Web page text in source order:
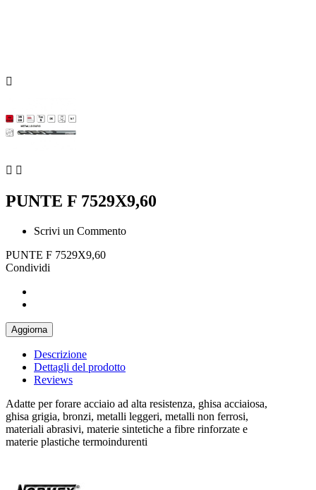

 
PUNTE F 7529X9,60
Scrivi un Commento
PUNTE F 7529X9,60
Condividi
Descrizione
Dettagli del prodotto
Reviews
Adatte per forare acciaio ad alta resistenza, ghisa acciaiosa,
ghisa grigia, bronzi, metalli leggeri, metalli non ferrosi,
materiali abrasivi, materie sintetiche a fibre rinforzate e
materie plastiche termoindurenti